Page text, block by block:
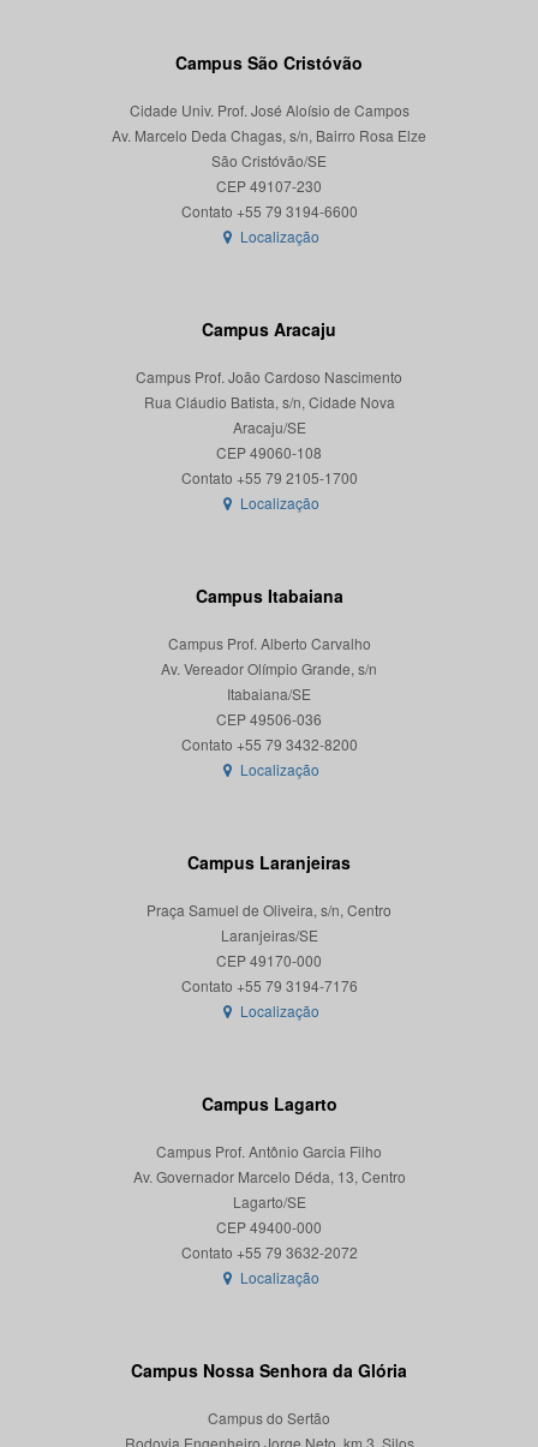
Campus São Cristóvão
Cidade Univ. Prof. José Aloísio de Campos
Av. Marcelo Deda Chagas, s/n, Bairro Rosa Elze
São Cristóvão/SE
CEP 49107-230
Localização
Campus Aracaju
Campus Prof. João Cardoso Nascimento
Rua Cláudio Batista, s/n, Cidade Nova
Aracaju/SE
CEP 49060-108
Localização
Campus Itabaiana
Campus Prof. Alberto Carvalho
Av. Vereador Olímpio Grande, s/n
Itabaiana/SE
CEP 49506-036
Localização
Campus Laranjeiras
Praça Samuel de Oliveira, s/n, Centro
Laranjeiras/SE
CEP 49170-000
Localização
Campus Lagarto
Campus Prof. Antônio Garcia Filho
Av. Governador Marcelo Déda, 13, Centro
Lagarto/SE
CEP 49400-000
Localização
Campus Nossa Senhora da Glória
Campus do Sertão